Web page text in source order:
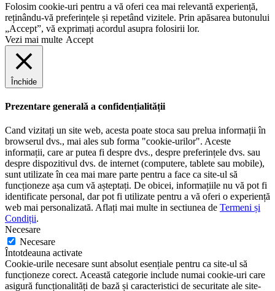
Folosim cookie-uri pentru a vă oferi cea mai relevantă experiență,
reținându-vă preferințele și repetând vizitele. Prin apăsarea butonului
„Accept”, vă exprimați acordul asupra folosirii lor.
Vezi mai multe Accept
Închide
Prezentare generală a confidențialității
Cand vizitați un site web, acesta poate stoca sau prelua informații în
browserul dvs., mai ales sub forma "cookie-urilor". Aceste
informații, care ar putea fi despre dvs., despre preferințele dvs. sau
despre dispozitivul dvs. de internet (computere, tablete sau mobile),
sunt utilizate în cea mai mare parte pentru a face ca site-ul să
funcționeze așa cum vă așteptați. De obicei, informațiile nu vă pot fi
identificate personal, dar pot fi utilizate pentru a vă oferi o experiență
web mai personalizată. Aflați mai multe in sectiunea de Termeni și
Condiții.
Necesare
Necesare
Întotdeauna activate
Cookie-urile necesare sunt absolut esențiale pentru ca site-ul să
funcționeze corect. Această categorie include numai cookie-uri care
asigură funcționalități de bază și caracteristici de securitate ale site-